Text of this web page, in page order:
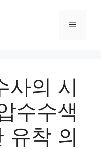
Menu
사의 시
수수색
유착 의